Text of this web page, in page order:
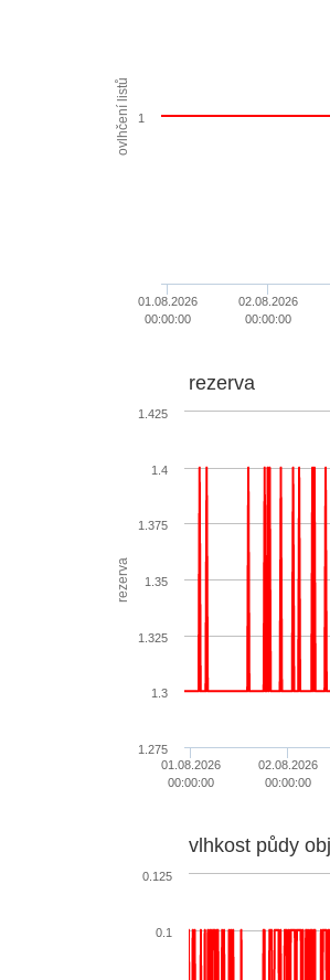
ovlhčení listů
01.08.2026
00:00:00
02.08.2026
00:00:00
1
rezerva
rezerva
01.08.2026
00:00:00
02.08.2026
00:00:00
1.275
1.3
1.325
1.35
1.375
1.4
1.425
vlhkost půdy
0.1
0.125